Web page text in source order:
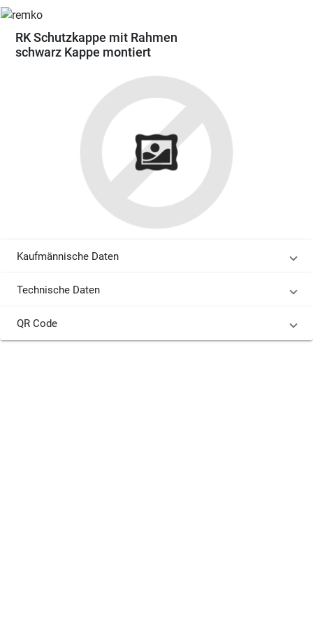
RK Schutzkappe mit Rahmen
schwarz Kappe montiert
Kaufmännische Daten
Technische Daten
QR Code